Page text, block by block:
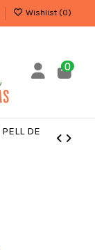
Wishlist (0)
0
PELL DE